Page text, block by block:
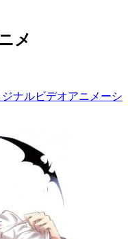
メ
ナルビデオアニメーシ